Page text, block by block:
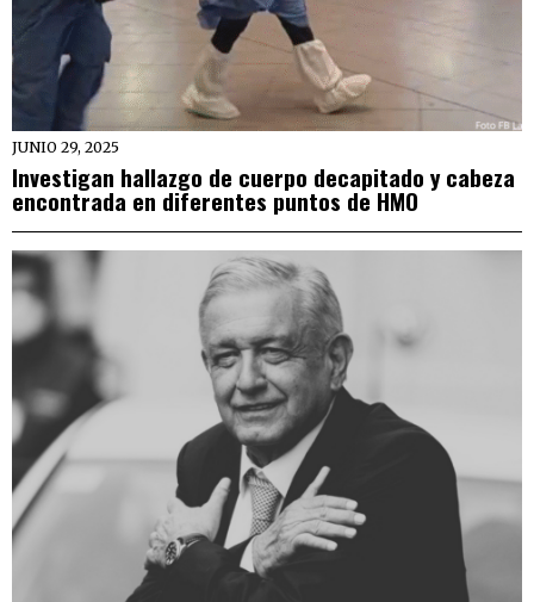
JUNIO 29, 2025
Investigan hallazgo de cuerpo decapitado y cabeza
encontrada en diferentes puntos de HMO